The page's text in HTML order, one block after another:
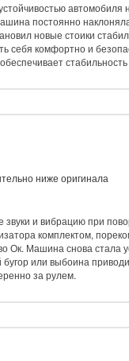
автомобиля
постоянно
новые стоики
себя комфортно и
ниже оригинала
и вибрацию при
комплектом,
Ок. Машина снова стала
или выбоина
за рулем.